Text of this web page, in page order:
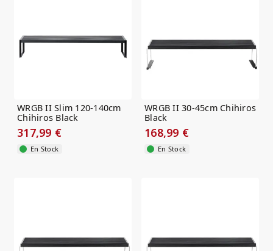
WRGB II Slim 120-140cm
Chihiros Black
317,99 €
En Stock
WRGB II 30-45cm Chihiros
Black
168,99 €
En Stock